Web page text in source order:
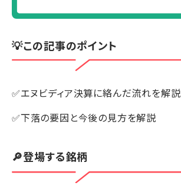
💡この記事のポイント
✅エヌビディア決算に絡んだ流れを解説
✅下落の要因と今後の見方を解説
🔎登場する銘柄